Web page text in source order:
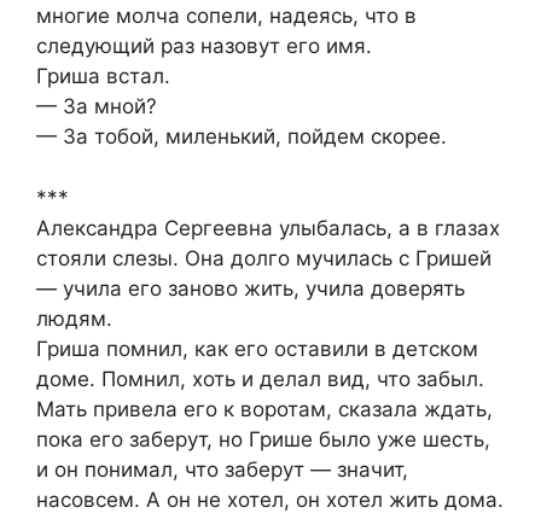
многие молча сопели, надеясь, что в
следующий раз назовут его имя.
Гриша встал.
— За мной?
— За тобой, миленький, пойдем скорее.
***
Александра Сергеевна улыбалась, а в глазах
стояли слезы. Она долго мучилась с Гришей
— учила его заново жить, учила доверять
людям.
Гриша помнил, как его оставили в детском
доме. Помнил, хоть и делал вид, что забыл.
Мать привела его к воротам, сказала ждать,
пока его заберут, но Грише было уже шесть,
и он понимал, что заберут — значит,
насовсем. А он не хотел, он хотел жить дома.